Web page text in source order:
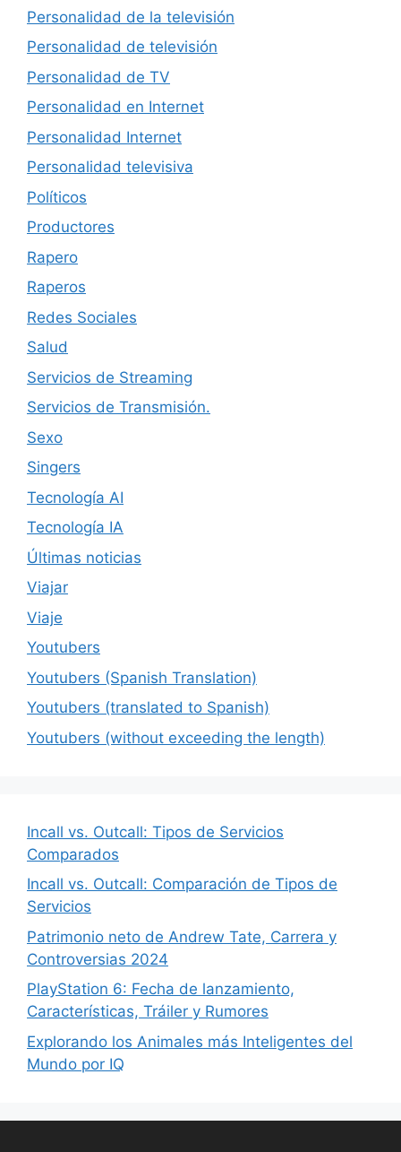
Personalidad de la televisión
Personalidad de televisión
Personalidad de TV
Personalidad en Internet
Personalidad Internet
Personalidad televisiva
Políticos
Productores
Rapero
Raperos
Redes Sociales
Salud
Servicios de Streaming
Servicios de Transmisión.
Sexo
Singers
Tecnología AI
Tecnología IA
Últimas noticias
Viajar
Viaje
Youtubers
Youtubers (Spanish Translation)
Youtubers (translated to Spanish)
Youtubers (without exceeding the length)
Incall vs. Outcall: Tipos de Servicios
Comparados
Incall vs. Outcall: Comparación de Tipos de
Servicios
Patrimonio neto de Andrew Tate, Carrera y
Controversias 2024
PlayStation 6: Fecha de lanzamiento,
Características, Tráiler y Rumores
Explorando los Animales más Inteligentes del
Mundo por IQ